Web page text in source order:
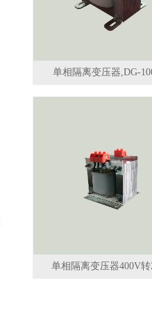
单相隔离变压器,DG-
单相隔离变压器400V转